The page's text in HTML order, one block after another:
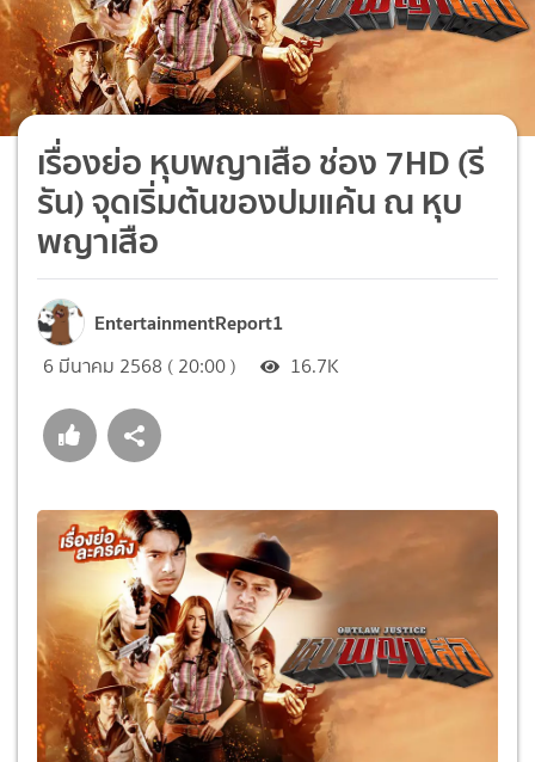
เรื่องย่อ หุบพญาเสือ ช่อง 7HD (รี
รัน) จุดเริ่มต้นของปมแค้น ณ หุบ
พญาเสือ
EntertainmentReport1
6 มีนาคม 2568 ( 20:00 ) 16.7K